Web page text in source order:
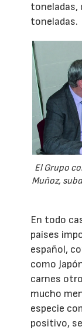
toneladas,
toneladas.
El Grupo
Muñoz,
En todo
países
español,
como
carnes
mucho
especie
positivo,